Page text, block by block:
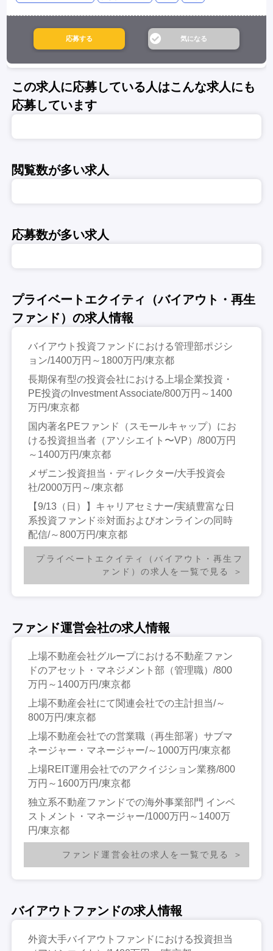
この求人に応募している人はこんな求人にも
応募しています
閲覧数が多い求人
応募数が多い求人
プライベートエクイティ（バイアウト・再生
ファンド）の求人情報
バイアウト投資ファンドにおける管理部ポジシ
ョン/1400万円～1800万円/東京都
長期保有型の投資会社における上場企業投資・
PE投資のInvestment Associate/800万円～1400
万円/東京都
国内著名PEファンド（スモールキャップ）にお
ける投資担当者（アソシエイト〜VP）/800万円
～1400万円/東京都
メザニン投資担当・ディレクター/大手投資会
社/2000万円～/東京都
【9/13（日）】キャリアセミナー/実績豊富な日
系投資ファンド※対面およびオンラインの同時
配信/～800万円/東京都
プライベートエクイティ（バイアウト・再生フ
ァンド）の求人を一覧で見る
ファンド運営会社の求人情報
上場不動産会社グループにおける不動産ファン
ドのアセット・マネジメント部（管理職）/800
万円～1400万円/東京都
上場不動産会社にて関連会社での主計担当/～
800万円/東京都
上場不動産会社での営業職（再生部署）サブマ
ネージャー・マネージャー/～1000万円/東京都
上場REIT運用会社でのアクイジション業務/800
万円～1600万円/東京都
独立系不動産ファンドでの海外事業部門 インベ
ストメント・マネージャー/1000万円～1400万
円/東京都
ファンド運営会社の求人を一覧で見る
バイアウトファンドの求人情報
外資大手バイアウトファンドにおける投資担当